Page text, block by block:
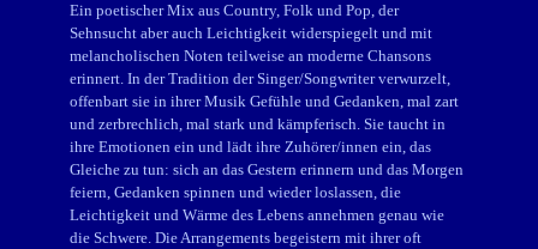
Ein poetischer Mix aus Country, Folk und Pop, der
Sehnsucht aber auch Leichtigkeit widerspiegelt und mit
melancholischen Noten teilweise an moderne Chansons
erinnert. In der Tradition der Singer/Songwriter verwurzelt,
offenbart sie in ihrer Musik Gefühle und Gedanken, mal zart
und zerbrechlich, mal stark und kämpferisch. Sie taucht in
ihre Emotionen ein und lädt ihre Zuhörer/innen ein, das
Gleiche zu tun: sich an das Gestern erinnern und das Morgen
feiern, Gedanken spinnen und wieder loslassen, die
Leichtigkeit und Wärme des Lebens annehmen genau wie
die Schwere. Die Arrangements begeistern mit ihrer oft